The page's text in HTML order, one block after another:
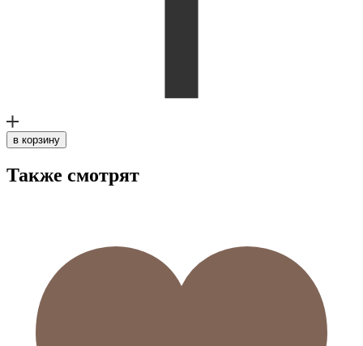
в корзину
Также смотрят